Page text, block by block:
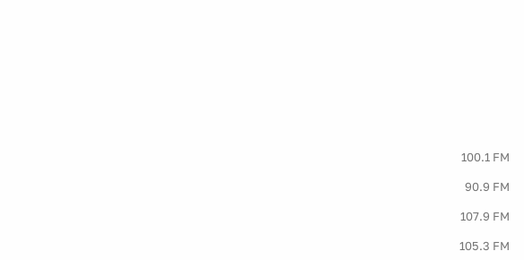
100.1 FM
90.9 FM
107.9 FM
105.3 FM